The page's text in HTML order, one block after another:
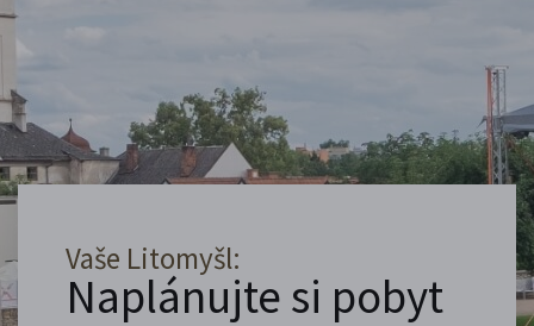
Vaše Litomyšl:
Naplánujte si pobyt